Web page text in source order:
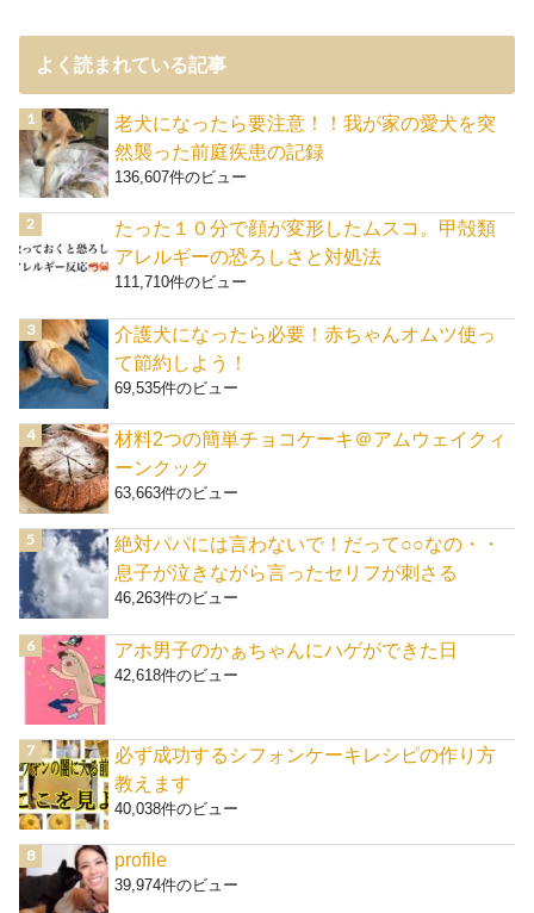
よく読まれている記事
老犬になったら要注意！！我が家の愛犬を突
然襲った前庭疾患の記録
136,607件のビュー
たった１０分で顔が変形したムスコ。甲殻類
アレルギーの恐ろしさと対処法
111,710件のビュー
介護犬になったら必要！赤ちゃんオムツ使っ
て節約しよう！
69,535件のビュー
材料2つの簡単チョコケーキ＠アムウェイクィ
ーンクック
63,663件のビュー
絶対パパには言わないで！だって○○なの・・
息子が泣きながら言ったセリフが刺さる
46,263件のビュー
アホ男子のかぁちゃんにハゲができた日
42,618件のビュー
必ず成功するシフォンケーキレシピの作り方
教えます
40,038件のビュー
profile
39,974件のビュー